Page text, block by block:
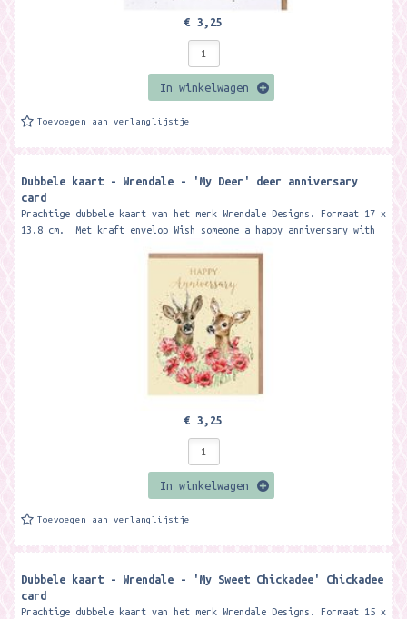
€ 3,25
In winkelwagen
Toevoegen aan verlanglijstje
Dubbele kaart - Wrendale - 'My Deer' deer anniversary
card
Prachtige dubbele kaart van het merk Wrendale Designs. Formaat 17 x
13.8 cm. Met kraft envelop Wish someone a happy anniversary with
€ 3,25
In winkelwagen
Toevoegen aan verlanglijstje
Dubbele kaart - Wrendale - 'My Sweet Chickadee' Chickadee
card
Prachtige dubbele kaart van het merk Wrendale Designs. Formaat 15 x